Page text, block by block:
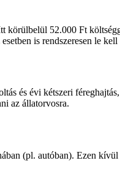
körülbelül 52.000 Ft
is rendszeresen le
és évi kétszeri
az állatorvosra.
(pl. autóban). Ezen